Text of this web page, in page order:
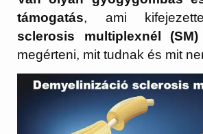
támogatás, ami
sclerosis multiplexnél (SM)
megérteni, mit tudnak és mit